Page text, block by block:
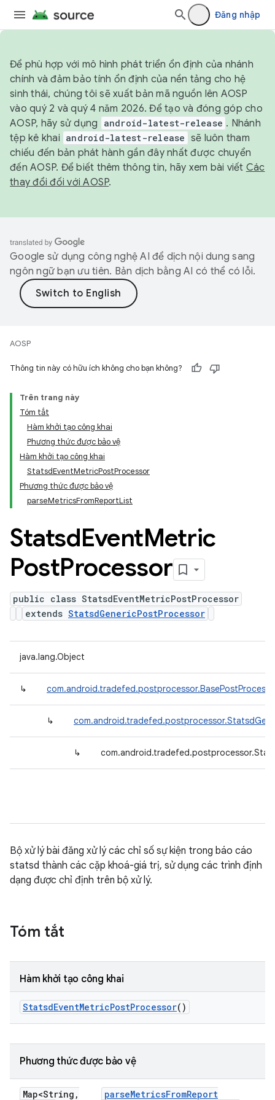
Đăng nhập
Để phù hợp với mô hình phát triển ổn định của nhánh
chính và đảm bảo tính ổn định của nền tảng cho hệ
sinh thái, chúng tôi sẽ xuất bản mã nguồn lên AOSP
vào quý 2 và quý 4 năm 2026. Để tạo và đóng góp cho
AOSP, hãy sử dụng
android-latest-release . Nhánh
tệp kê khai android-latest-release sẽ luôn tham
chiếu đến bản phát hành gần đây nhất được chuyển
đến AOSP. Để biết thêm thông tin, hãy xem bài viết Các
thay đổi đối với AOSP.
Google sử dụng công nghệ AI để dịch nội dung sang
ngôn ngữ bạn ưu tiên. Bản dịch bằng AI có thể có lỗi.
AOSP
Thông tin này có hữu ích không cho bạn không?
Trên trang này
Tóm tắt
Hàm khởi tạo công khai
Phương thức được bảo vệ
Hàm khởi tạo công khai
StatsdEventMetricPostProcessor
Phương thức được bảo vệ
parseMetricsFromReportList
StatsdEventMetric
PostProcessor
public class StatsdEventMetricPostProcessor
extends StatsdGenericPostProcessor
java.lang.Object
↳
↳
↳
Bộ xử lý bài đăng xử lý các chỉ số sự kiện trong báo cáo
statsd thành các cặp khoá-giá trị, sử dụng các trình định
dạng được chỉ định trên bộ xử lý.
Tóm tắt
Hàm khởi tạo công khai
StatsdEventMetricPostProcessor()
Phương thức được bảo vệ
Map<String , parseMetricsFromReport